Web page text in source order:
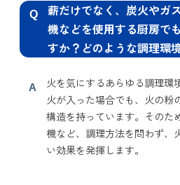
Q
薪だけでなく、炭火やガ
機などを使用する厨房で
すか？どのような調理環
A
火を気にするあらゆる調理環
火が入った場合でも、火の粉
構造を持っています。そのた
機など、調理方法を問わず、
い効果を発揮します。